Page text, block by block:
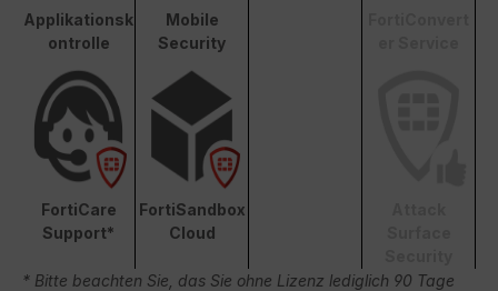
Applikationsk
ontrolle
Mobile
Security
FortiCare
Support*
FortiSandbox
Cloud
* Bitte beachten Sie, das Sie ohne Lizenz lediglich 90 Tage